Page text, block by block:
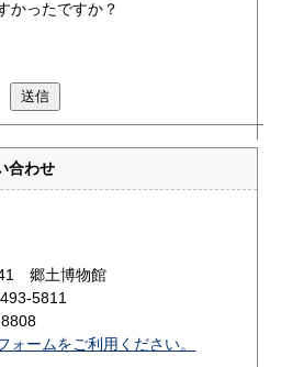
かったですか？
送信
合わせ
郷土博物館
5811
ォームをご利用ください。